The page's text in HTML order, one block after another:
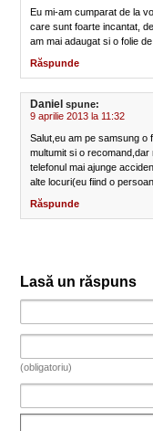
Eu mi-am cumparat de la
care sunt foarte incantat,
am mai adaugat si o folie
Răspunde
Daniel spune:
9 aprilie 2013 la 11:32
Salut,eu am pe samsung o
multumit si o
telefonul mai ajunge
alte locuri(eu fiind o
Răspunde
Lasă un răspuns
(obligatoriu)